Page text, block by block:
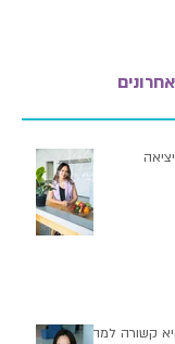
קשורה למה